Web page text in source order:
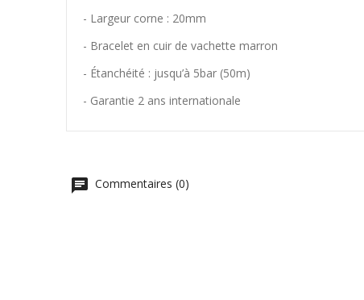
- Largeur corne : 20mm
- Bracelet en cuir de vachette marron
- Étanchéité : jusqu’à 5bar (50m)
- Garantie 2 ans internationale
Commentaires (0)